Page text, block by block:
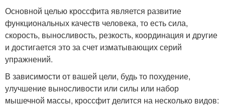
Основной целью кроссфита является развитие
функциональных качеств человека, то есть сила,
скорость, выносливость, резкость, координация и другие
и достигается это за счет изматывающих серий
упражнений.
В зависимости от вашей цели, будь то похудение,
улучшение выносливости или силы или набор
мышечной массы, кроссфит делится на несколько видов: